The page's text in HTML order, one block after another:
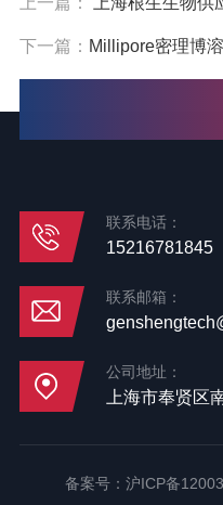
下一篇： Millipore密理博溶剂
联系电话：
15216781845
联系邮箱：
公司地址：
上海市奉贤区
备案号： 沪ICP备